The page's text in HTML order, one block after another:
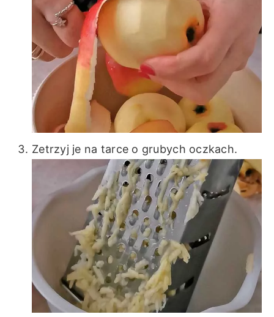
Zetrzyj je na tarce o grubych oczkach.